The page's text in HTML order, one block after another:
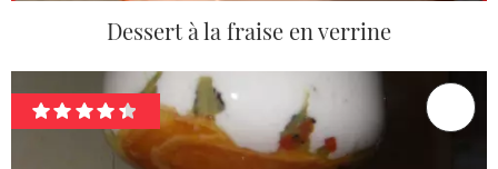
Dessert à la fraise en verrine